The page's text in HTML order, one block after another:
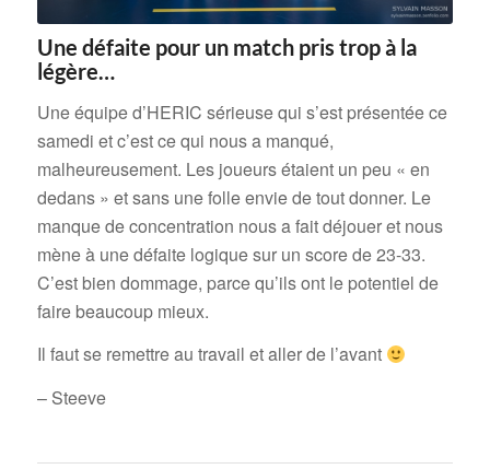
Une défaite pour un match pris trop à la
légère…
Une équipe d’HERIC sérieuse qui s’est présentée ce
samedi et c’est ce qui nous a manqué,
malheureusement. Les joueurs étaient un peu « en
dedans » et sans une folle envie de tout donner. Le
manque de concentration nous a fait déjouer et nous
mène à une défaite logique sur un score de 23-33.
C’est bien dommage, parce qu’ils ont le potentiel de
faire beaucoup mieux.
Il faut se remettre au travail et aller de l’avant
– Steeve